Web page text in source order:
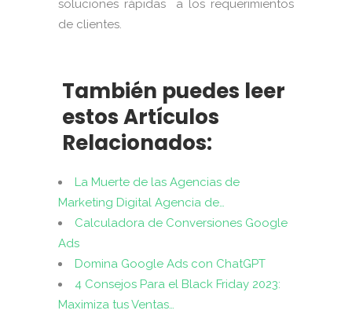
soluciones rápidas a los requerimientos
de clientes.
También puedes leer
estos Artículos
Relacionados:
La Muerte de las Agencias de
Marketing Digital Agencia de…
Calculadora de Conversiones Google
Ads
Domina Google Ads con ChatGPT
4 Consejos Para el Black Friday 2023:
Maximiza tus Ventas…